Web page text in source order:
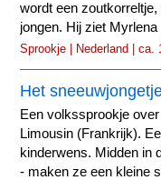
wordt een
jongen. Hij ziet
Sprookje | Nederland | ca.
Het
Een volkssprookje
Limousin (Frankrijk).
kinderwens. Midden in
- maken ze een kleine